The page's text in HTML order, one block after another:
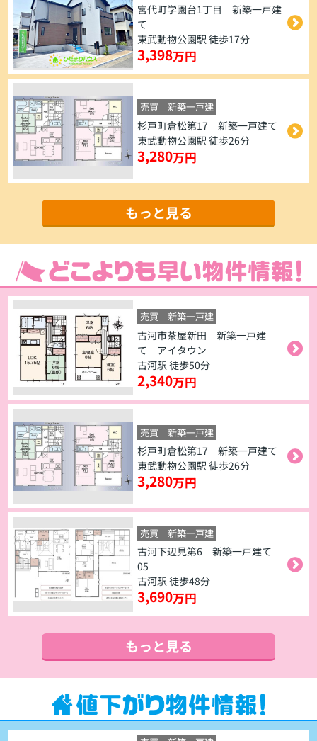
宮代町学園台1丁目 新築一戸建
て
東武動物公園駅 徒歩17分
3,398万円
売買｜新築一戸建
杉戸町倉松第17 新築一戸建て
東武動物公園駅 徒歩26分
3,280万円
もっと見る
売買｜新築一戸建
古河市茶屋新田 新築一戸建
て アイタウン
古河駅 徒歩50分
2,340万円
売買｜新築一戸建
杉戸町倉松第17 新築一戸建て
東武動物公園駅 徒歩26分
3,280万円
売買｜新築一戸建
古河下辺見第6 新築一戸建て
05
古河駅 徒歩48分
3,690万円
もっと見る